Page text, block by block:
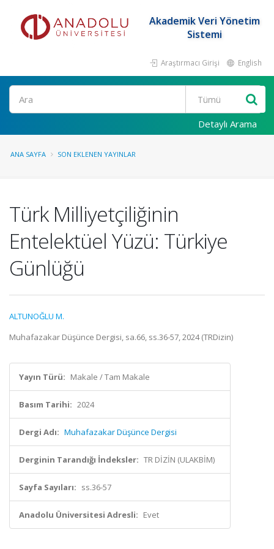
Akademik Veri Yönetim
Sistemi
Araştırmacı Girişi English
Ara
Detaylı Arama
ANA SAYFA SON EKLENEN YAYINLAR
Türk Milliyetçiliğinin
Entelektüel Yüzü: Türkiye
Günlüğü
ALTUNOĞLU M.
Muhafazakar Düşünce Dergisi, sa.66, ss.36-57, 2024 (TRDizin)
Yayın Türü: Makale / Tam Makale
Basım Tarihi: 2024
Dergi Adı: Muhafazakar Düşünce Dergisi
Derginin Tarandığı İndeksler: TR DİZİN (ULAKBİM)
Sayfa Sayıları: ss.36-57
Anadolu Üniversitesi Adresli: Evet